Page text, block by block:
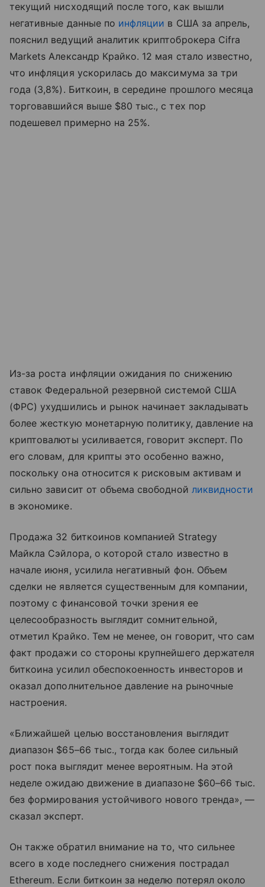
текущий нисходящий после того, как вышли
негативные данные по инфляции в США за апрель,
пояснил ведущий аналитик криптоброкера Cifra
Markets Александр Крайко. 12 мая стало известно,
что инфляция ускорилась до максимума за три
года (3,8%). Биткоин, в середине прошлого месяца
торговавшийся выше $80 тыс., с тех пор
подешевел примерно на 25%.
Из-за роста инфляции ожидания по снижению
ставок Федеральной резервной системой США
(ФРС) ухудшились и рынок начинает закладывать
более жесткую монетарную политику, давление на
криптовалюты усиливается, говорит эксперт. По
его словам, для крипты это особенно важно,
поскольку она относится к рисковым активам и
сильно зависит от объема свободной ликвидности
в экономике.
Продажа 32 биткоинов компанией Strategy
Майкла Сэйлора, о которой стало известно в
начале июня, усилила негативный фон. Объем
сделки не является существенным для компании,
поэтому с финансовой точки зрения ее
целесообразность выглядит сомнительной,
отметил Крайко. Тем не менее, он говорит, что сам
факт продажи со стороны крупнейшего держателя
биткоина усилил обеспокоенность инвесторов и
оказал дополнительное давление на рыночные
настроения.
«Ближайшей целью восстановления выглядит
диапазон $65–66 тыс., тогда как более сильный
рост пока выглядит менее вероятным. На этой
неделе ожидаю движение в диапазоне $60–66 тыс.
без формирования устойчивого нового тренда», —
сказал эксперт.
Он также обратил внимание на то, что сильнее
всего в ходе последнего снижения пострадал
Ethereum. Если биткоин за неделю потерял около